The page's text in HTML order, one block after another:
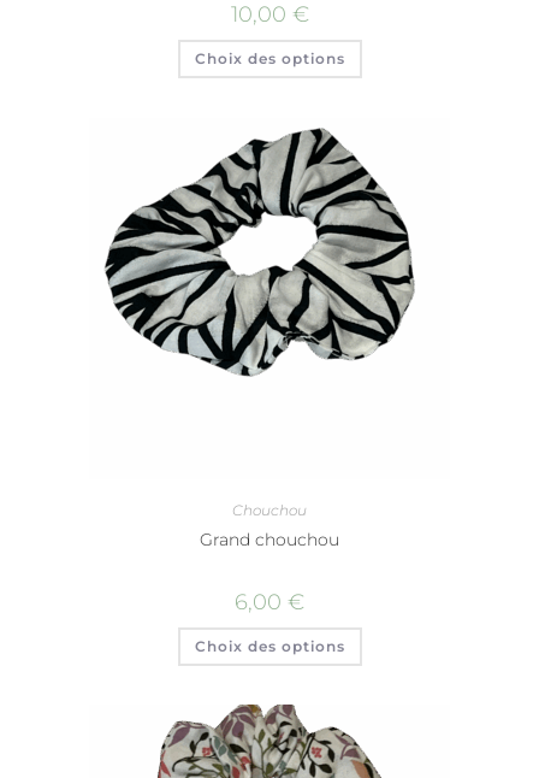
10,00 €
Choix des options
Chouchou
Grand chouchou
6,00 €
Choix des options